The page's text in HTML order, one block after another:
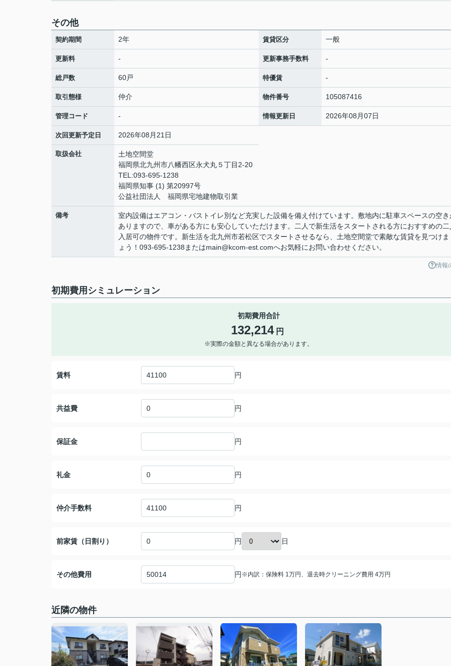
その他
契約期間 2年 賃貸区分 一般
更新料 - 更新事務手数料 -
総戸数 60戸 特優賃 -
取引態様 仲介 物件番号 105087416
管理コード - 情報更新日 2026年08月07日
次回更新予定日 2026年08月21日
取扱会社
土地空間堂
福岡県北九州市八幡西区永犬丸５丁目2-20
TEL:093-695-1238
福岡県知事 (1) 第20997号
公益社団法人 福岡県宅地建物取引業
備考
室内設備はエアコン・バストイレ別など充実した設備を備え付けています。敷地内に駐車スペースの空き
ありますので、車がある方にも安心していただけます。二人で新生活をスタートされる方におすすめの二
入居可の物件です。新生活を北九州市若松区でスタートさせるなら、土地空間堂で素敵な賃貸を見つけま
ょう！093-695-1238またはmain@kcom-est.comへお気軽にお問い合わせください。
情報
初期費用シミュレーション
初期費用合計
132,214 円
※実際の金額と異なる場合があります。
賃料 円
共益費 円
保証金 円
礼金 円
仲介手数料 円
前家賃（日割り） 円 日
その他費用 円 ※内訳：保険料 1万円、退去時クリーニング費用 4万円
近隣の物件